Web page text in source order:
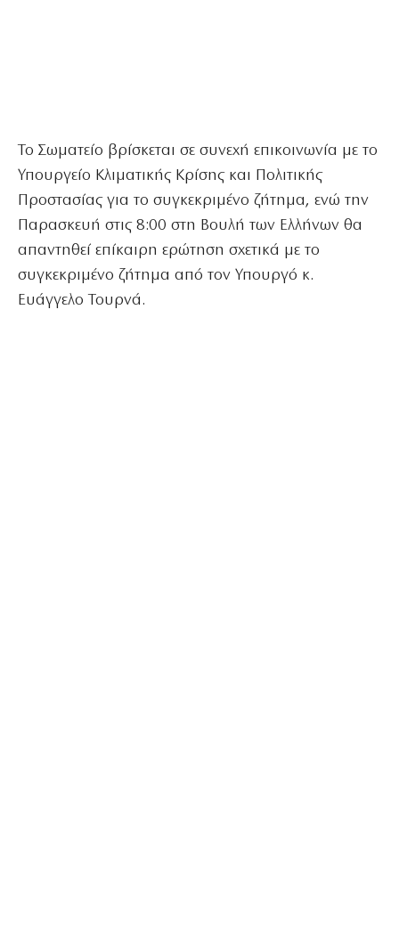
Το Σωματείο βρίσκεται σε συνεχή επικοινωνία με το
Υπουργείο Κλιματικής Κρίσης και Πολιτικής
Προστασίας για το συγκεκριμένο ζήτημα, ενώ την
Παρασκευή στις 8:00 στη Βουλή των Ελλήνων θα
απαντηθεί επίκαιρη ερώτηση σχετικά με το
συγκεκριμένο ζήτημα από τον Υπουργό κ.
Ευάγγελο Τουρνά.